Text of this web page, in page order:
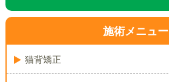
施術メニュー
猫背矯正